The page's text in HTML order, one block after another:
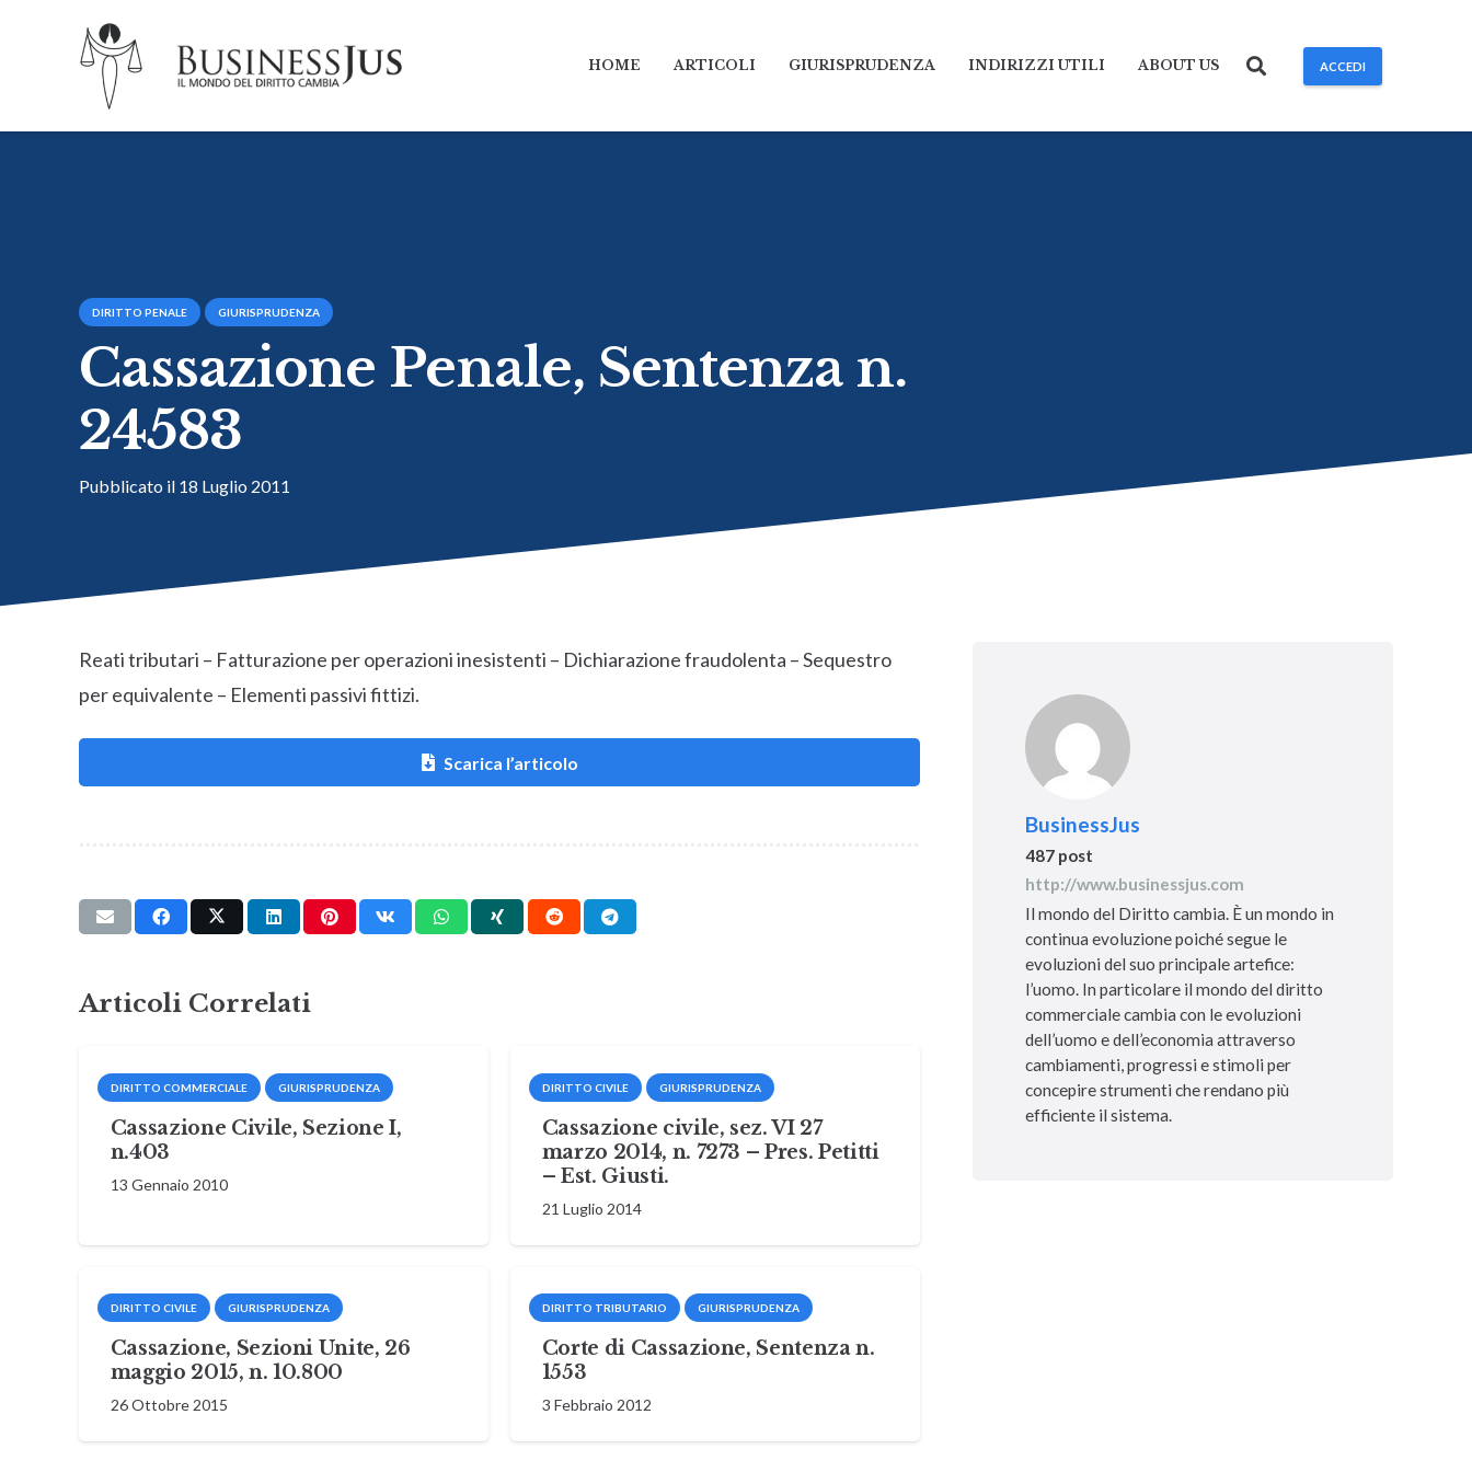
HOME ARTICOLI GIURISPRUDENZA INDIRIZZI UTILI ABOUT US ACCEDI
DIRITTO PENALE GIURISPRUDENZA
Cassazione Penale, Sentenza n.
24583
Pubblicato il 18 Luglio 2011
Reati tributari – Fatturazione per operazioni inesistenti – Dichiarazione fraudolenta – Sequestro
per equivalente – Elementi passivi fittizi.
Scarica l’articolo
Articoli Correlati
DIRITTO COMMERCIALE GIURISPRUDENZA
Cassazione Civile, Sezione I,
n.403
13 Gennaio 2010
DIRITTO CIVILE GIURISPRUDENZA
Cassazione civile, sez. VI 27
marzo 2014, n. 7273 – Pres. Petitti
– Est. Giusti.
21 Luglio 2014
DIRITTO CIVILE GIURISPRUDENZA
Cassazione, Sezioni Unite, 26
maggio 2015, n. 10.800
26 Ottobre 2015
DIRITTO TRIBUTARIO GIURISPRUDENZA
Corte di Cassazione, Sentenza n.
1553
3 Febbraio 2012
BusinessJus
487 post
http://www.businessjus.com
Il mondo del Diritto cambia. È un mondo in
continua evoluzione poiché segue le
evoluzioni del suo principale artefice:
l’uomo. In particolare il mondo del diritto
commerciale cambia con le evoluzioni
dell’uomo e dell’economia attraverso
cambiamenti, progressi e stimoli per
concepire strumenti che rendano più
efficiente il sistema.